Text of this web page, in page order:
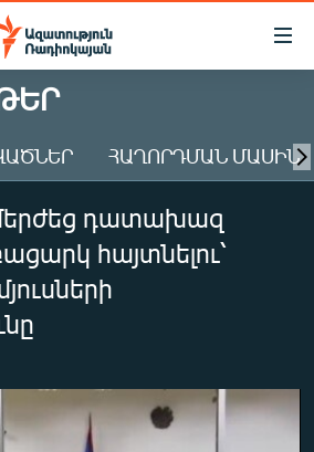
ՀԱՂՈՐԴՄԱՆ ՄԱՍԻՆ
դատախազ
հայտնելու՝